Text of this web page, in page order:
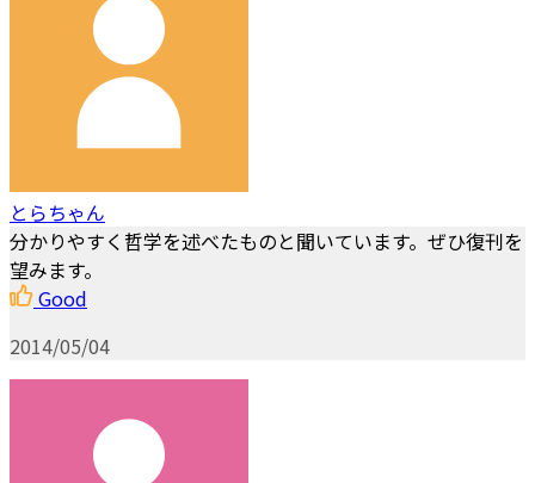
とらちゃん
分かりやすく哲学を述べたものと聞いています。ぜひ復刊を
望みます。
Good
2014/05/04